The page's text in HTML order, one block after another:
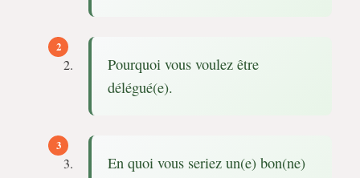
Pourquoi vous voulez être
délégué(e).
En quoi vous seriez un(e) bon(ne)